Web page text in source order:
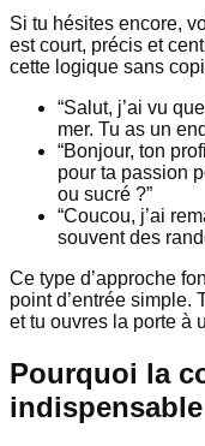
Si tu hésites encore,
est court, précis et
cette logique sans
“Salut, j’ai vu
mer. Tu as un
“Bonjour, ton
pour ta passion
ou sucré ?”
“Coucou, j’ai
souvent des
Ce type d’approche
point d’entrée simple.
et tu ouvres la porte à
Pourquoi la
indispensable